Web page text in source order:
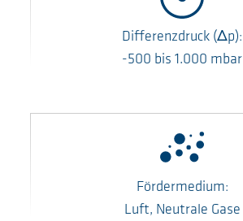
Differenzdruck (Δp):
-500 bis 1.000 mbar
Fördermedium:
Luft, Neutrale Gase